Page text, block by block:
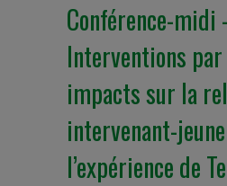
Conférence-midi
Interventions
impacts sur la
intervenant-
l’expérience de